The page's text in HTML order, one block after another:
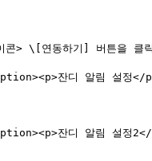
콘> \[연동하기] 버튼을 클
잔디 알림 설정
잔디 알림 설정